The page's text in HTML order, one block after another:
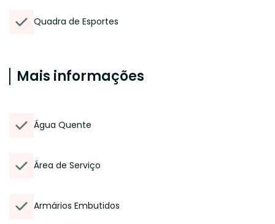
Quadra de Esportes
Mais informações
Água Quente
Área de Serviço
Armários Embutidos